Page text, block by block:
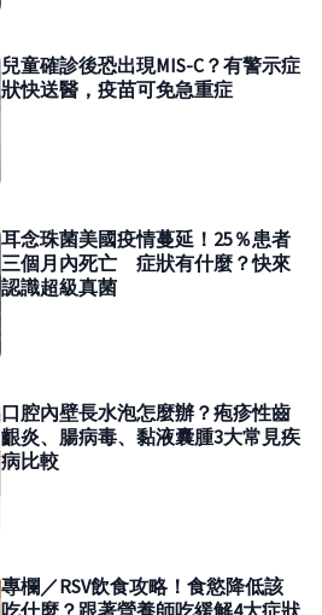
兒童確診後恐出現MIS-C？有警示症
狀快送醫，疫苗可免急重症
耳念珠菌美國疫情蔓延！25％患者
三個月內死亡 症狀有什麼？快來
認識超級真菌
口腔內壁長水泡怎麼辦？疱疹性齒
齦炎、腸病毒、黏液囊腫3大常見疾
病比較
專欄／RSV飲食攻略！食慾降低該